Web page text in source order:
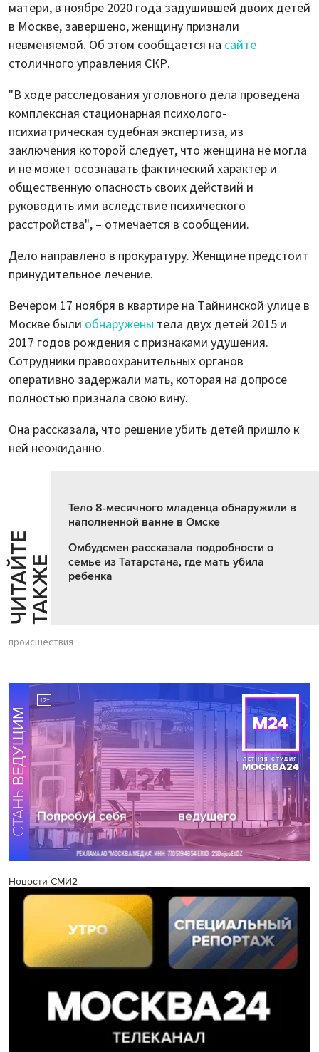
матери, в ноябре 2020 года задушившей двоих детей
в Москве, завершено, женщину признали
невменяемой. Об этом сообщается на сайте
столичного управления СКР.
"В ходе расследования уголовного дела проведена
комплексная стационарная психолого-
психиатрическая судебная экспертиза, из
заключения которой следует, что женщина не могла
и не может осознавать фактический характер и
общественную опасность своих действий и
руководить ими вследствие психического
расстройства", – отмечается в сообщении.
Дело направлено в прокуратуру. Женщине предстоит
принудительное лечение.
Вечером 17 ноября в квартире на Тайнинской улице в
Москве были обнаружены тела двух детей 2015 и
2017 годов рождения с признаками удушения.
Сотрудники правоохранительных органов
оперативно задержали мать, которая на допросе
полностью признала свою вину.
Она рассказала, что решение убить детей пришло к
ней неожиданно.
Ч
И
Т
АЙ
Т
Е
Т
А
К
ЖЕ
Тело 8-месячного младенца обнаружили в
наполненной ванне в Омске
Омбудсмен рассказала подробности о
семье из Татарстана, где мать убила
ребенка
происшествия
Новости СМИ2